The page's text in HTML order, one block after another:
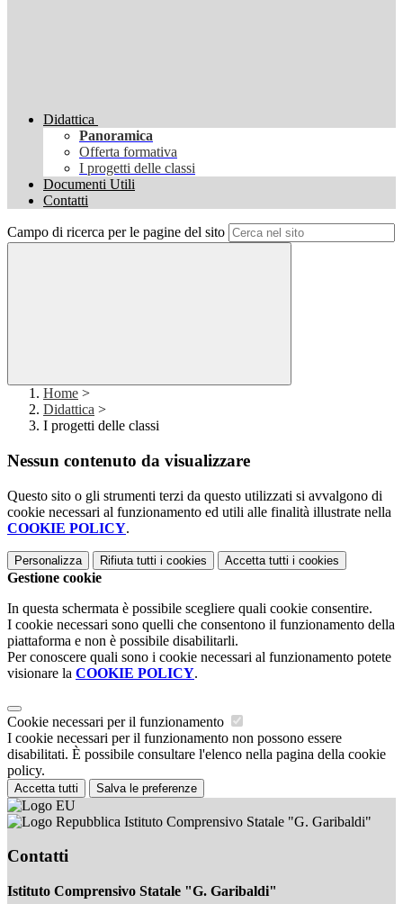
Didattica
Panoramica
Offerta formativa
I progetti delle classi
Documenti Utili
Contatti
Campo di ricerca per le pagine del sito
Home >
Didattica >
I progetti delle classi
Nessun contenuto da visualizzare
Questo sito o gli strumenti terzi da questo utilizzati si avvalgono di
cookie necessari al funzionamento ed utili alle finalità illustrate nella
COOKIE POLICY.
Personalizza Rifiuta tutti i cookies Accetta tutti i cookies
Gestione cookie
In questa schermata è possibile scegliere quali cookie consentire.
I cookie necessari sono quelli che consentono il funzionamento della
piattaforma e non è possibile disabilitarli.
Per conoscere quali sono i cookie necessari al funzionamento potete
visionare la COOKIE POLICY.
Cookie necessari per il funzionamento
I cookie necessari per il funzionamento non possono essere
disabilitati. È possibile consultare l'elenco nella pagina della cookie
policy.
Accetta tutti Salva le preferenze
Istituto Comprensivo Statale "G. Garibaldi"
Contatti
Istituto Comprensivo Statale "G. Garibaldi"